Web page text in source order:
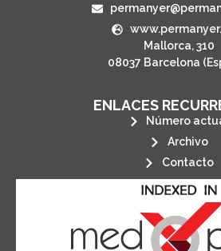
Mallorca, 310
08037 Barcelona
ENLACES
Número
Archivo
Contacto